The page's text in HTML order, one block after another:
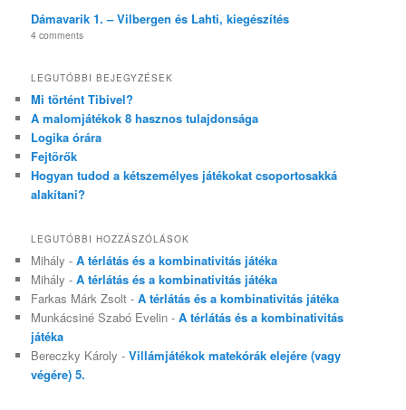
Dámavarik 1. – Vilbergen és Lahti, kiegészítés
4 comments
LEGUTÓBBI BEJEGYZÉSEK
Mi történt Tibivel?
A malomjátékok 8 hasznos tulajdonsága
Logika órára
Fejtörők
Hogyan tudod a kétszemélyes játékokat csoportosakká
alakítani?
LEGUTÓBBI HOZZÁSZÓLÁSOK
Mihály -A térlátás és a kombinativitás játéka
Mihály -A térlátás és a kombinativitás játéka
Farkas Márk Zsolt -A térlátás és a kombinativitás játéka
Munkácsiné Szabó Evelin -A térlátás és a kombinativitás
játéka
Bereczky Károly -Villámjátékok matekórák elejére (vagy
végére) 5.